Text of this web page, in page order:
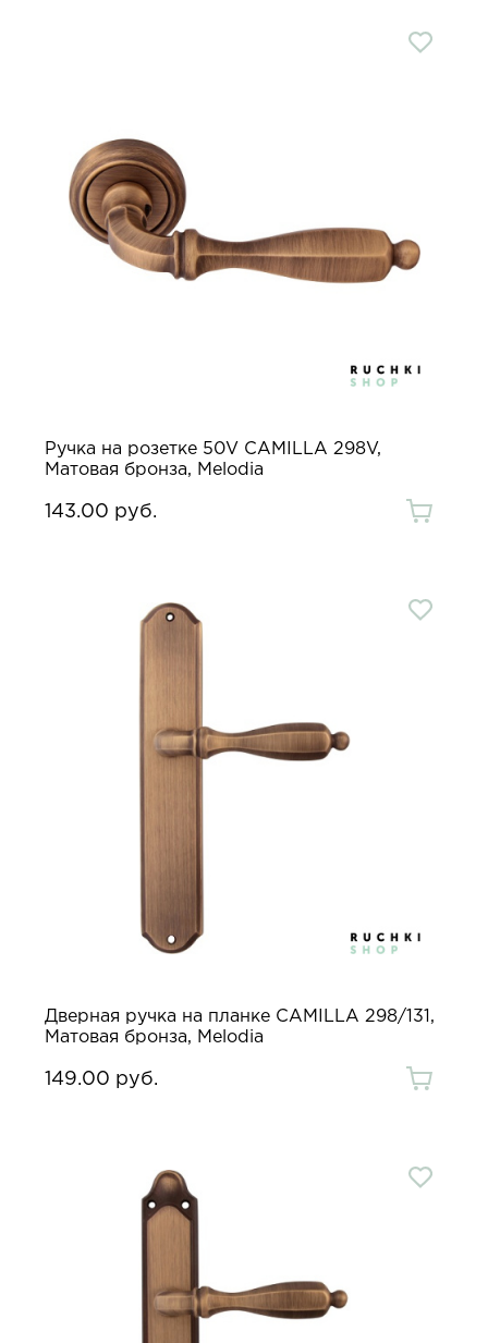
Ручка на розетке 50V CAMILLA 298V,
Матовая бронза, Melodia
143.00 руб.
Дверная ручка на планке CAMILLA 298/131,
Матовая бронза, Melodia
149.00 руб.